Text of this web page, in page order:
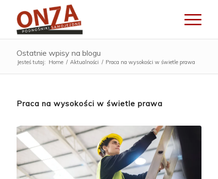
Ostatnie wpisy na blogu
Jesteś tutaj: Home / Aktualności / Praca na wysokości w świetle prawa
Praca na wysokości w świetle prawa